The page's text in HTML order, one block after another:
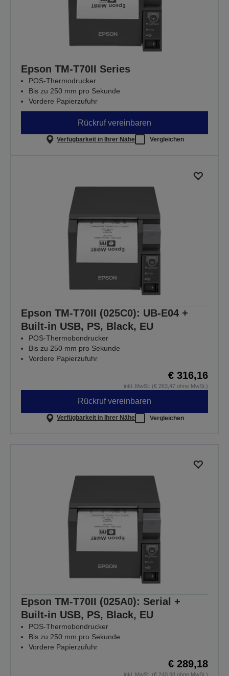
Epson TM-T70II Series
POS-Thermodrucker
Bis zu 250 mm pro Sekunde
Vordere Papierzufuhr
Rückruf vereinbaren
Verfügbarkeit in Ihrer Nähe Vergleichen
Epson TM-T70II (025C0): UB-E04 +
Built-in USB, PS, Black, EU
POS-Thermobondrucker
Bis zu 250 mm pro Sekunde
Vordere Papierzufuhr
€ 316,16
inkl. MwSt. (€ 263,47 ohne MwSt.)
Rückruf vereinbaren
Verfügbarkeit in Ihrer Nähe Vergleichen
Epson TM-T70II (025A0): Serial +
Built-in USB, PS, Black, EU
POS-Thermobondrucker
Bis zu 250 mm pro Sekunde
Vordere Papierzufuhr
€ 289,18
inkl. MwSt. (€ 240,98 ohne MwSt.)